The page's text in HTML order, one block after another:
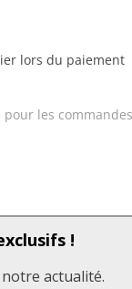
lors du paiement
les